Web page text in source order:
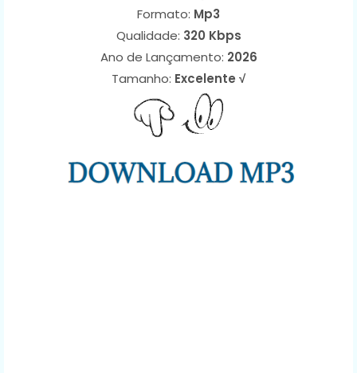
Formato: Mp3
Qualidade: 320 Kbps
Ano de Lançamento: 2026
Tamanho: Excelente √